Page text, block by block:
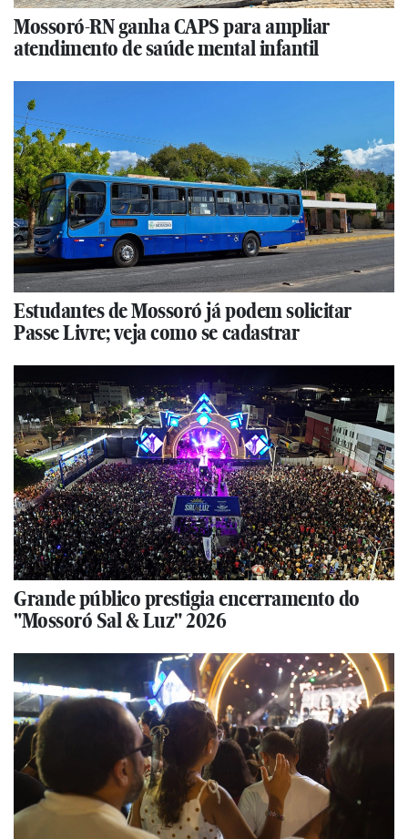
Mossoró-RN ganha CAPS para ampliar
atendimento de saúde mental infantil
Estudantes de Mossoró já podem solicitar
Passe Livre; veja como se cadastrar
Grande público prestigia encerramento do
"Mossoró Sal & Luz" 2026